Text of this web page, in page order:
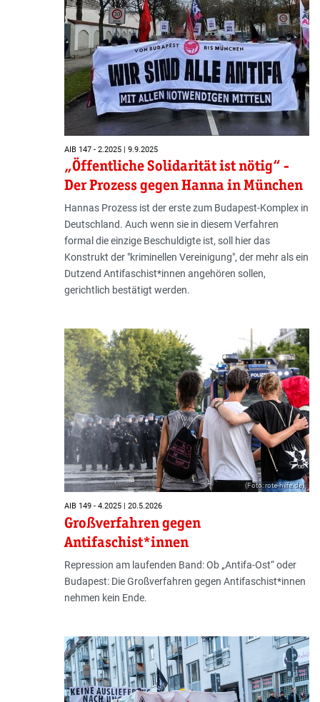
AIB 147 - 2.2025 | 9.9.2025
„Öffentliche Solidarität ist nötig“ -
Der Prozess gegen Hanna in München
Hannas Prozess ist der erste zum Budapest-Komplex in
Deutschland. Auch wenn sie in diesem Verfahren
formal die einzige Beschuldigte ist, soll hier das
Konstrukt der "kriminellen Vereinigung", der mehr als ein
Dutzend Antifaschist*innen angehören sollen,
gerichtlich bestätigt werden.
(Foto: rote-hilfe.de)
AIB 149 - 4.2025 | 20.5.2026
Großverfahren gegen
Antifaschist*innen
Repression am laufenden Band: Ob „Antifa-Ost“ oder
Budapest: Die Großverfahren gegen Antifaschist*innen
nehmen kein Ende.